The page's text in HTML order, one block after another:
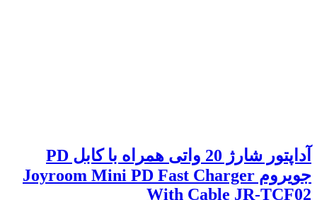
آداپتور شارژ 20 واتی همراه با کابل PD
جویروم Joyroom Mini PD Fast Charger
With Cable JR-TCF02